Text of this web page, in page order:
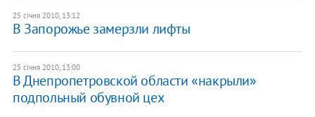
25 січня 2010, 13:12
В Запорожье замерзли лифты
25 січня 2010, 13:00
В Днепропетровской области «накрыли»
подпольный обувной цех